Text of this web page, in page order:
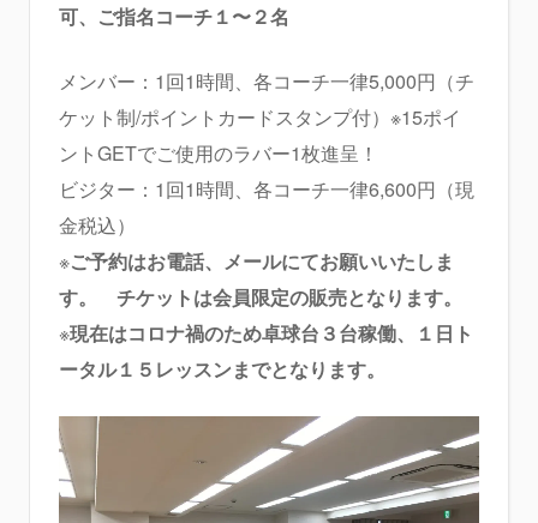
可、ご指名コーチ１〜２名
メンバー：1回1時間、各コーチ一律5,000円（チ
ケット制/ポイントカードスタンプ付）※15ポイ
ントGETでご使用のラバー1枚進呈！
ビジター：1回1時間、各コーチ一律6,600円（現
金税込）
※ご予約はお電話、メールにてお願いいたしま
す。
チケットは会員限定の販売となります。
※現在はコロナ禍のため卓球台３台稼働、１日ト
ータル１５レッスンまでとなります。